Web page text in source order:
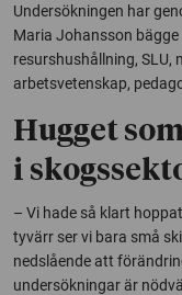
Undersökningen har
Maria Johansson
resurshushållning, SLU,
arbetsvetenskap,
Hugget
i
– Vi hade så klart
tyvärr ser vi bara små
nedslående att
undersökningar är